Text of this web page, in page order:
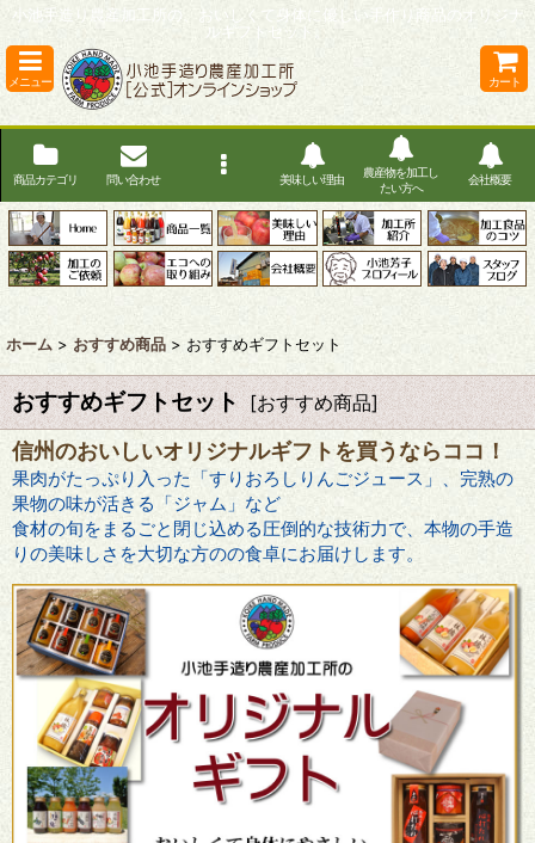
小池手造り農産加工所の、おいしくて身体に優しい手作り商品のオリジナ
ルギフトセット。
メニュー カート
商品カテゴリ 問い合わせ 美味しい理由
農産物を加工し
たい方へ
会社概要
ホーム > おすすめ商品 > おすすめギフトセット
おすすめギフトセット [おすすめ商品]
信州のおいしいオリジナルギフトを買うならココ！
果肉がたっぷり入った「すりおろしりんごジュース」、完熟の
果物の味が活きる「ジャム」など
食材の旬をまるごと閉じ込める圧倒的な技術力で、本物の手造
りの美味しさを大切な方のの食卓にお届けします。